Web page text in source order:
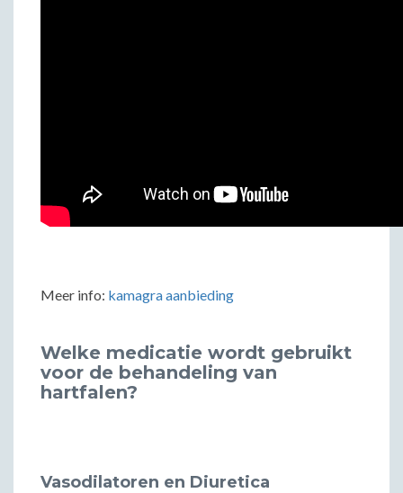
Meer info: kamagra aanbieding
Welke medicatie wordt gebruikt
voor de behandeling van
hartfalen?
Vasodilatoren en Diuretica